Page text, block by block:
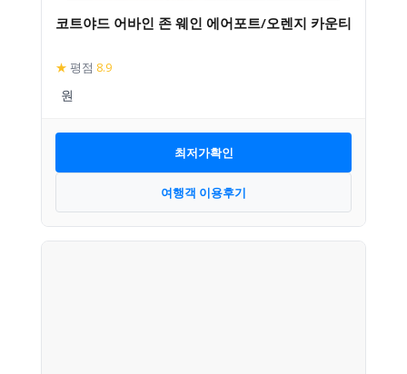
코트야드 어바인 존 웨인 에어포트/오렌지 카운티
★ 평점 8.9
최저가확인
여행객 이용후기